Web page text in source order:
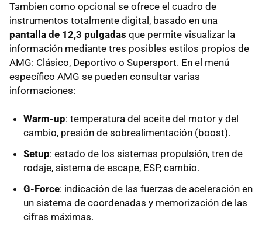
Tambien como opcional se ofrece el cuadro de
instrumentos totalmente digital, basado en una
pantalla de 12,3 pulgadas que permite visualizar la
información mediante tres posibles estilos propios de
AMG: Clásico, Deportivo o Supersport. En el menú
específico AMG se pueden consultar varias
informaciones:
Warm-up: temperatura del aceite del motor y del
cambio, presión de sobrealimentación (boost).
Setup: estado de los sistemas propulsión, tren de
rodaje, sistema de escape, ESP, cambio.
G-Force: indicación de las fuerzas de aceleración en
un sistema de coordenadas y memorización de las
cifras máximas.